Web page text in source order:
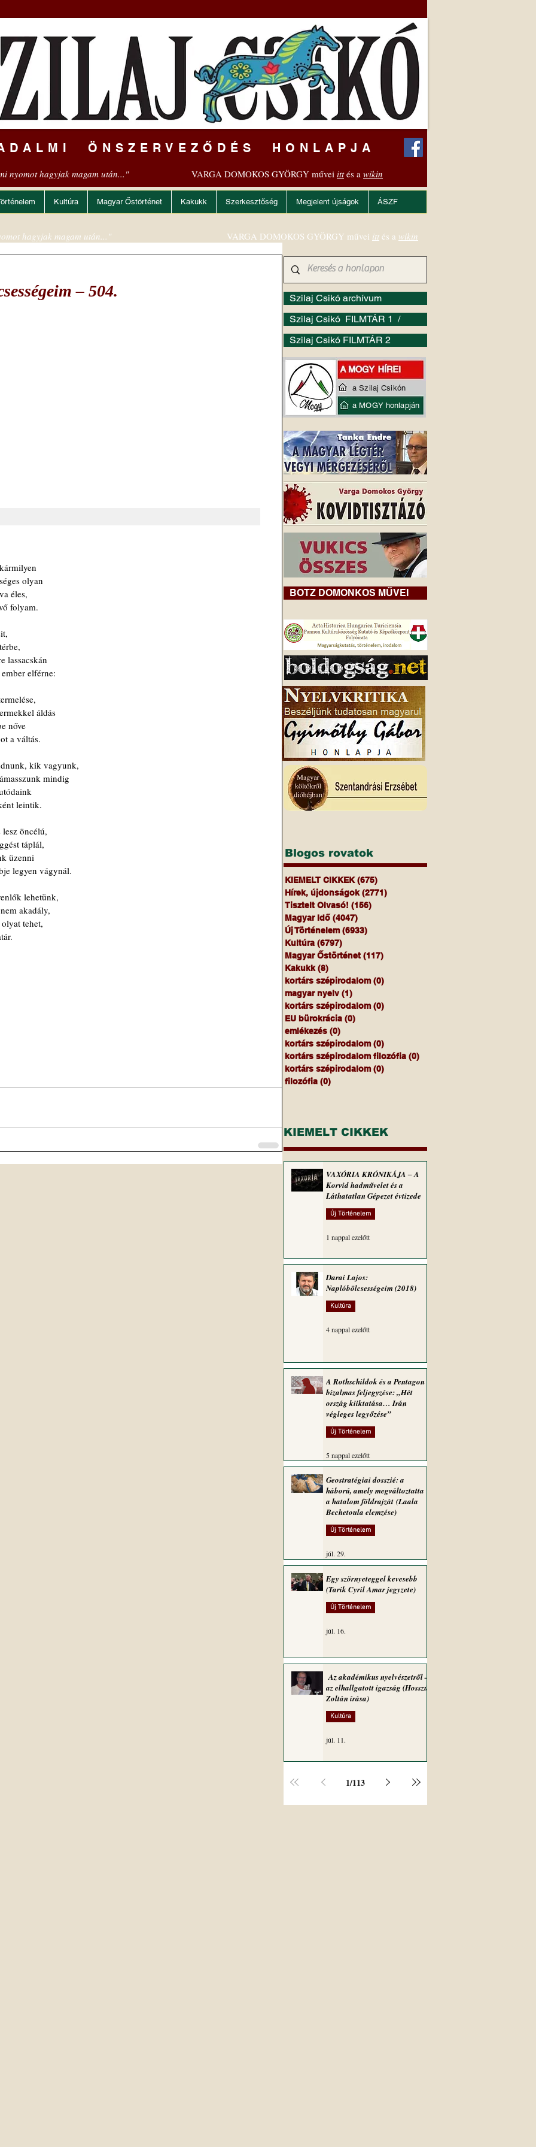
ÖNSZERVEZŐDÉS HONLAPJA
nyomot hagyjak magam után..." VARGA DOMOKOS GYÖRGY művei ittés a wikin
Kultúra Magyar Őstörténet Kakukk Szerkesztőség Megjelent újságok ÁSZF
– 504.
olyan
éles,
folyam.
lassacskán
elférne:
áldás
nőve
a váltás.
kik vagyunk,
mindig
leintik.
lesz öncélú,
táplál,
üzenni
legyen vágynál.
lehetünk,
akadály,
tehet,
Szilaj Csikó archívum
Szilaj Csikó FILMTÁR 1 /
Szilaj Csikó FILMTÁR 2
hagyjak magam után..." VARGA DOMOKOS GYÖRGY művei itt és a wikin
BOTZ DOMONKOS MŰVEI
Blogos rovatok
KIEMELT CIKKEK (675)
Hírek, újdonságok (2771)
Tisztelt Olvasó! (156)
Magyar Idő (4047)
Új Történelem (6933)
Kultúra (6797)
Magyar Őstörténet (117)
Kakukk (8)
kortárs szépirodalom (0)
magyar nyelv (1)
kortárs szépirodalom (0)
EU bürokrácia (0)
emlékezés (0)
kortárs szépirodalom (0)
kortárs szépirodalom filozófia (0)
kortárs szépirodalom (0)
filozófia (0)
KIEMELT CIKKEK
VAXÓRIA KRÓNIKÁJA ‒ A
Korvid hadművelet és a
Láthatatlan Gépezet évtizede
Új Történelem
1 nappal ezelőtt
Darai Lajos:
Naplóbölcsességeim (2018)
Kultúra
4 nappal ezelőtt
A Rothschildok és a Pentagon
bizalmas feljegyzése: „Hét
ország kiiktatása… Irán
végleges legyőzése”
Új Történelem
5 nappal ezelőtt
Geostratégiai dosszié: a
háború, amely megváltoztatta
a hatalom földrajzát (Laala
Bechetoula elemzése)
Új Történelem
júl. 29.
Egy szörnyeteggel kevesebb
(Tarik Cyril Amar jegyzete)
Új Történelem
júl. 16.
Az akadémikus nyelvészetről –
az elhallgatott igazság (Hosszú
Zoltán írása)
Kultúra
júl. 11.
1/113
a Szilaj Csikón
a MOGY honlapján